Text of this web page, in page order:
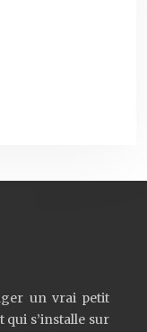
un vrai petit
s’installe sur